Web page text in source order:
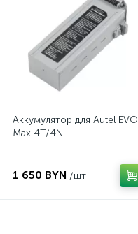
Аккумулятор для Autel EVO
Max 4T/4N
1 650 BYN /шт